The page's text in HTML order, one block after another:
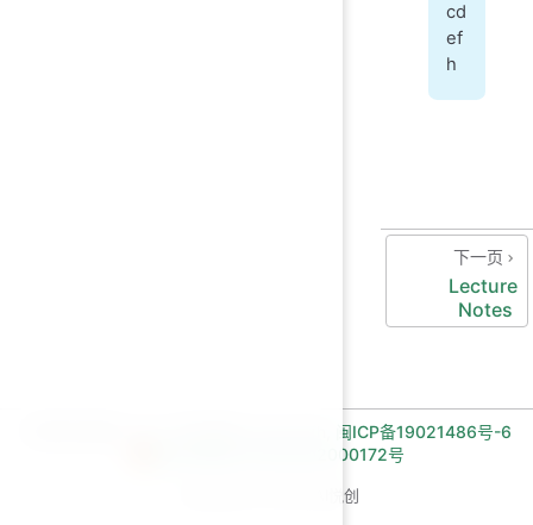
cd
ef
h
下一页
Lecture
Notes
闽ICP备19021486号-6
闽公网安备 35030502000172号
Copyright © 2026 AI悦创